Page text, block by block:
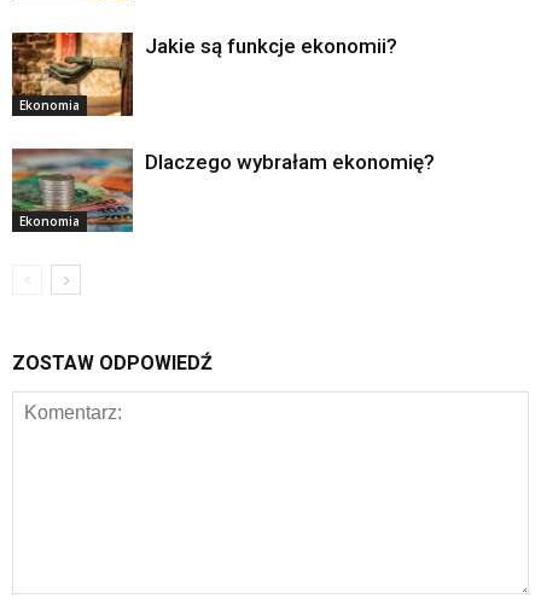
Ekonomia
Jakie są funkcje ekonomii?
Ekonomia
Dlaczego wybrałam ekonomię?
ZOSTAW ODPOWIEDŹ